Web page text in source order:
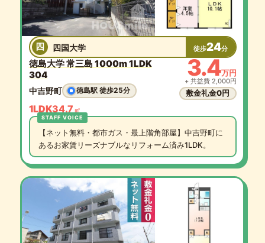
四 四国大学 徒歩24分
徳島大学 常三島 1000m 1LDK
304
中吉野町 徳島駅 徒歩25分
1LDK34.7 ㎡
3.4万円
+ 共益費 2,000円
敷金礼金0円
【ネット無料・都市ガス・最上階角部屋】中吉野町に
あるお家賃リーズナブルなリフォーム済み1LDK。